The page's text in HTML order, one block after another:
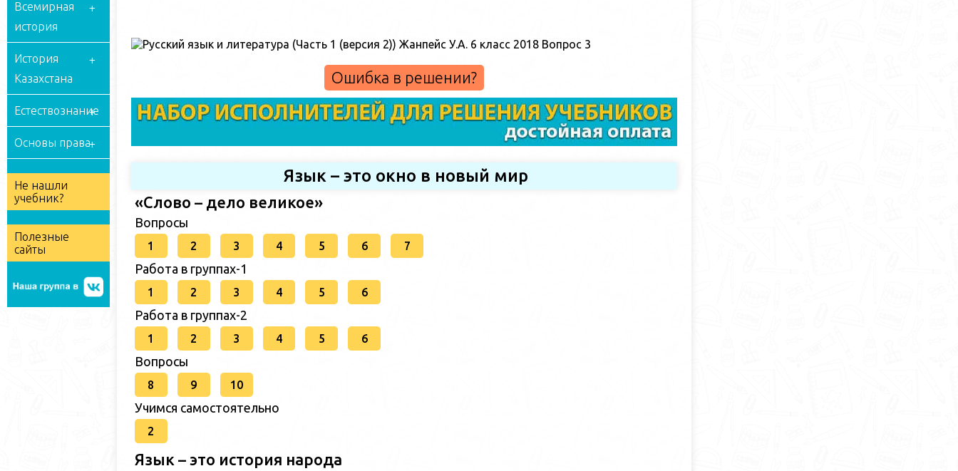
Всемирная
история
История
Казахстана
Естествознание
Основы права
Не нашли
учебник?
Полезные
сайты
Ошибка в решении?
Язык – это окно в новый мир
«Слово – дело великое»
Вопросы
1 2 3 4 5 6 7
Работа в группах-1
1 2 3 4 5 6
Работа в группах-2
1 2 3 4 5 6
Вопросы
8 9 10
Учимся самостоятельно
2
Язык – это история народа